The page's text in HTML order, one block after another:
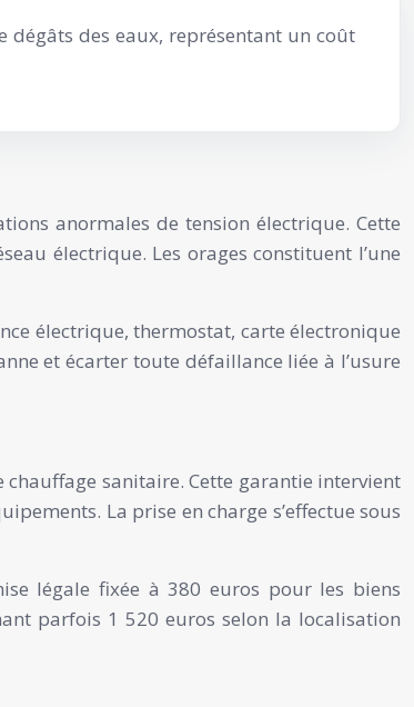
dégâts des eaux, représentant un coût
anormales de tension électrique. Cette
électrique. Les orages constituent l’une
électrique, thermostat, carte électronique
et écarter toute défaillance liée à l’usure
sanitaire. Cette garantie intervient
La prise en charge s’effectue sous
légale fixée à 380 euros pour les biens
parfois 1 520 euros selon la localisation